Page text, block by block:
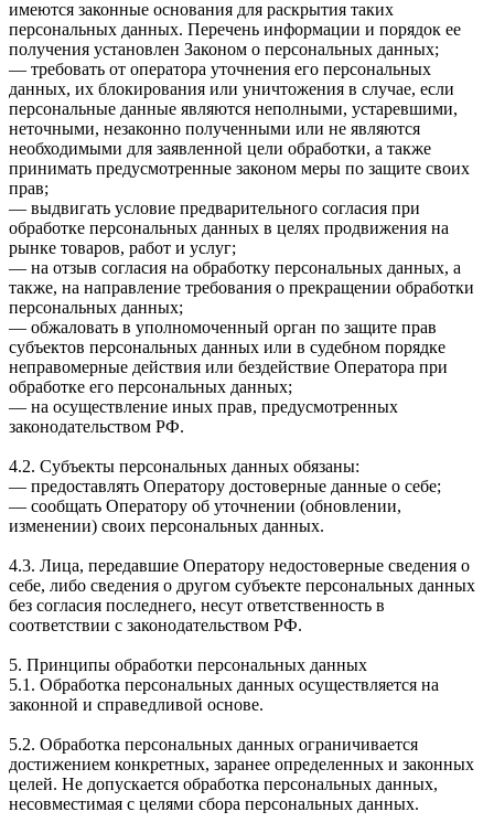
имеются законные основания для раскрытия таких
персональных данных. Перечень информации и порядок ее
получения установлен Законом о персональных данных;
— требовать от оператора уточнения его персональных
данных, их блокирования или уничтожения в случае, если
персональные данные являются неполными, устаревшими,
неточными, незаконно полученными или не являются
необходимыми для заявленной цели обработки, а также
принимать предусмотренные законом меры по защите своих
прав;
— выдвигать условие предварительного согласия при
обработке персональных данных в целях продвижения на
рынке товаров, работ и услуг;
— на отзыв согласия на обработку персональных данных, а
также, на направление требования о прекращении обработки
персональных данных;
— обжаловать в уполномоченный орган по защите прав
субъектов персональных данных или в судебном порядке
неправомерные действия или бездействие Оператора при
обработке его персональных данных;
— на осуществление иных прав, предусмотренных
законодательством РФ.
4.2. Субъекты персональных данных обязаны:
— предоставлять Оператору достоверные данные о себе;
— сообщать Оператору об уточнении (обновлении,
изменении) своих персональных данных.
4.3. Лица, передавшие Оператору недостоверные сведения о
себе, либо сведения о другом субъекте персональных данных
без согласия последнего, несут ответственность в
соответствии с законодательством РФ.
5. Принципы обработки персональных данных
5.1. Обработка персональных данных осуществляется на
законной и справедливой основе.
5.2. Обработка персональных данных ограничивается
достижением конкретных, заранее определенных и законных
целей. Не допускается обработка персональных данных,
несовместимая с целями сбора персональных данных.